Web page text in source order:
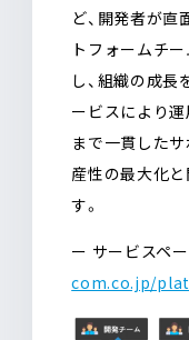
ど、開発者が
トフォームチ
し、組織の成
ービスにより
まで一貫した
産性の最大化
す。
ー サービスペー
com.co.jp/